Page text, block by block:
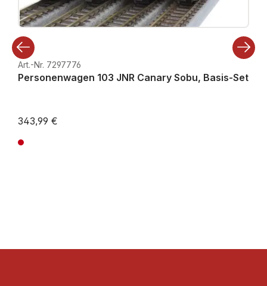
Art.-Nr. 7297776
Personenwagen 103 JNR Canary Sobu, Basis-Set
343,99 €